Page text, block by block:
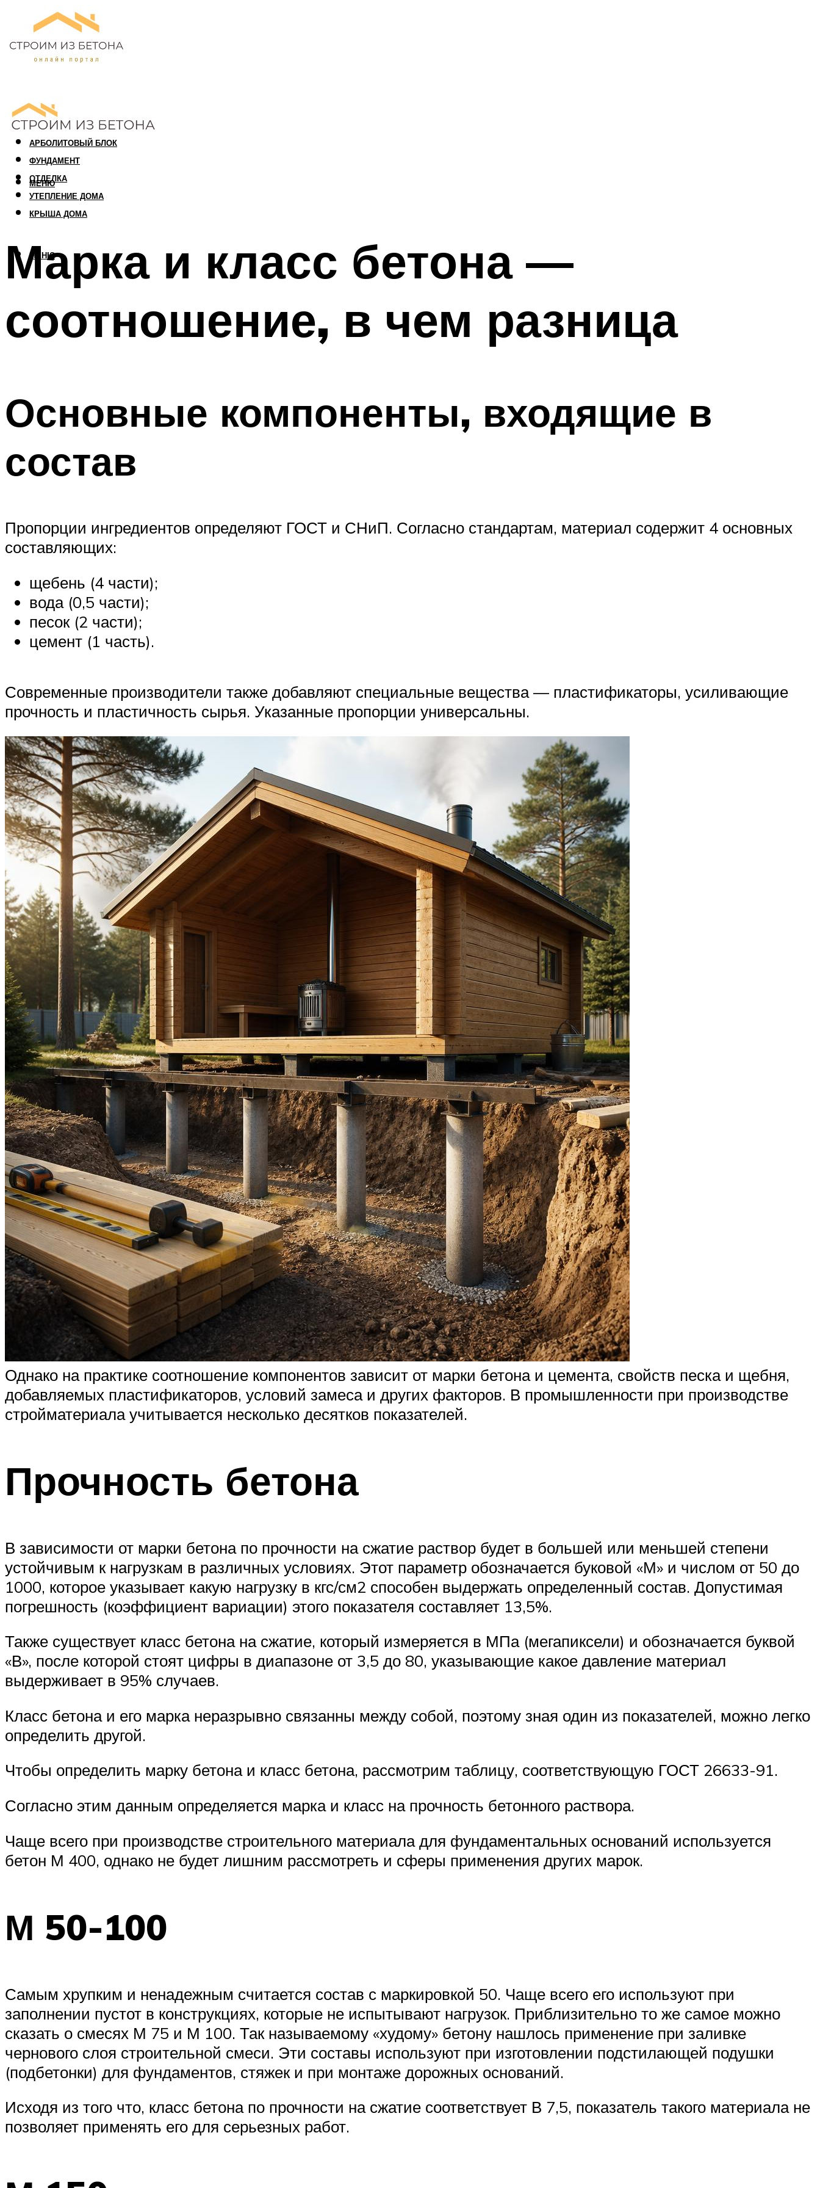
ПЕНОБЛОК
ГАЗОБЛОК
АРБОЛИТОВЫЙ БЛОК
ФУНДАМЕНТ
ОТДЕЛКА
УТЕПЛЕНИЕ ДОМА
КРЫША ДОМА
МЕНЮ
МЕНЮ
Марка и класс бетона —
соотношение, в чем разница
Основные компоненты, входящие в
состав
Пропорции ингредиентов определяют ГОСТ и СНиП. Согласно стандартам, материал содержит 4 основных
составляющих:
щебень (4 части);
вода (0,5 части);
песок (2 части);
цемент (1 часть).
Современные производители также добавляют специальные вещества — пластификаторы, усиливающие
прочность и пластичность сырья. Указанные пропорции универсальны.
Однако на практике соотношение компонентов зависит от марки бетона и цемента, свойств песка и щебня,
добавляемых пластификаторов, условий замеса и других факторов. В промышленности при производстве
стройматериала учитывается несколько десятков показателей.
Прочность бетона
В зависимости от марки бетона по прочности на сжатие раствор будет в большей или меньшей степени
устойчивым к нагрузкам в различных условиях. Этот параметр обозначается буковой «М» и числом от 50 до
1000, которое указывает какую нагрузку в кгс/см2 способен выдержать определенный состав. Допустимая
погрешность (коэффициент вариации) этого показателя составляет 13,5%.
Также существует класс бетона на сжатие, который измеряется в МПа (мегапиксели) и обозначается буквой
«В», после которой стоят цифры в диапазоне от 3,5 до 80, указывающие какое давление материал
выдерживает в 95% случаев.
Класс бетона и его марка неразрывно связанны между собой, поэтому зная один из показателей, можно легко
определить другой.
Чтобы определить марку бетона и класс бетона, рассмотрим таблицу, соответствующую ГОСТ 26633-91.
Согласно этим данным определяется марка и класс на прочность бетонного раствора.
Чаще всего при производстве строительного материала для фундаментальных оснований используется
бетон М 400, однако не будет лишним рассмотреть и сферы применения других марок.
М 50-100
Самым хрупким и ненадежным считается состав с маркировкой 50. Чаще всего его используют при
заполнении пустот в конструкциях, которые не испытывают нагрузок. Приблизительно то же самое можно
сказать о смесях М 75 и М 100. Так называемому «худому» бетону нашлось применение при заливке
чернового слоя строительной смеси. Эти составы используют при изготовлении подстилающей подушки
(подбетонки) для фундаментов, стяжек и при монтаже дорожных оснований.
Исходя из того что, класс бетона по прочности на сжатие соответствует В 7,5, показатель такого материала не
позволяет применять его для серьезных работ.